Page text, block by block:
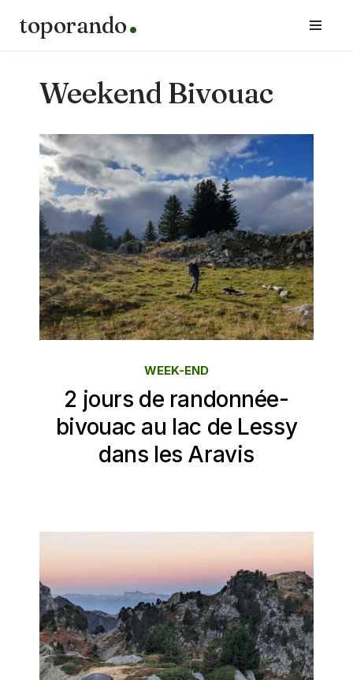
contenu
toporando
Weekend Bivouac
2 jours de randonnée-
bivouac au lac de Lessy
dans les Aravis
WEEK-END